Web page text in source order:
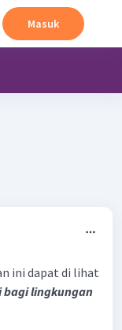
Masuk
ini dapat di lihat
bagi lingkungan